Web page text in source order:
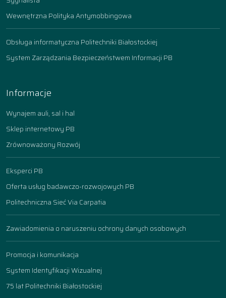
Wewnętrzna Polityka Antymobbingowa
Obsługa informatyczna Politechniki Białostockiej
System Zarządzania Bezpieczeństwem Informacji PB
Informacje
Wynajem auli, sal i hal
Sklep internetowy PB
Zrównoważony Rozwój
Eksperci PB
Oferta usług badawczo-rozwojowych PB
Politechniczna Sieć Via Carpatia
Zawiadomienia o naruszeniu ochrony danych osobowych
Promocja i komunikacja
System Identyfikacji Wizualnej
75 lat Politechniki Białostockiej